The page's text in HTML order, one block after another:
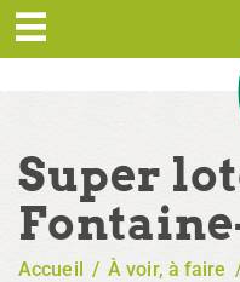
Super
Accueil / À voir, à faire